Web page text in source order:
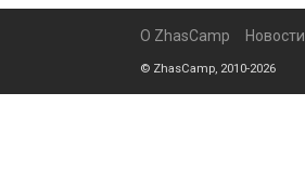
О ZhasCamp Новости
© ZhasCamp, 2010-2026